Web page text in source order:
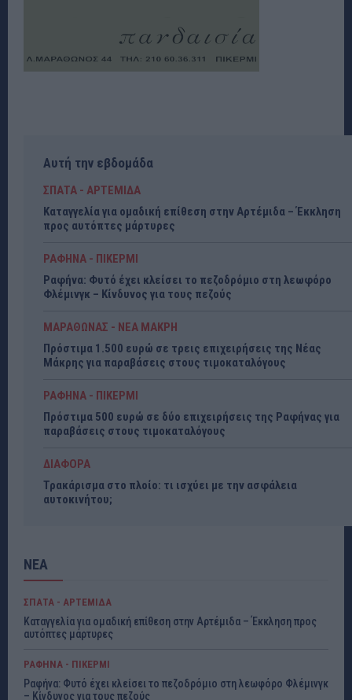
Αυτή την εβδομάδα
ΣΠΑΤΑ - ΑΡΤΕΜΙΔΑ
Καταγγελία για ομαδική επίθεση στην Αρτέμιδα – Έκκληση
προς αυτόπτες μάρτυρες
ΡΑΦΗΝΑ - ΠΙΚΕΡΜΙ
Ραφήνα: Φυτό έχει κλείσει το πεζοδρόμιο στη λεωφόρο
Φλέμινγκ – Κίνδυνος για τους πεζούς
ΜΑΡΑΘΩΝΑΣ - ΝΕΑ ΜΑΚΡΗ
Πρόστιμα 1.500 ευρώ σε τρεις επιχειρήσεις της Νέας
Μάκρης για παραβάσεις στους τιμοκαταλόγους
ΡΑΦΗΝΑ - ΠΙΚΕΡΜΙ
Πρόστιμα 500 ευρώ σε δύο επιχειρήσεις της Ραφήνας για
παραβάσεις στους τιμοκαταλόγους
ΔΙΑΦΟΡΑ
Τρακάρισμα στο πλοίο: τι ισχύει με την ασφάλεια
αυτοκινήτου;
ΝΕΑ
ΣΠΑΤΑ - ΑΡΤΕΜΙΔΑ
Καταγγελία για ομαδική επίθεση στην Αρτέμιδα – Έκκληση προς
αυτόπτες μάρτυρες
ΡΑΦΗΝΑ - ΠΙΚΕΡΜΙ
Ραφήνα: Φυτό έχει κλείσει το πεζοδρόμιο στη λεωφόρο Φλέμινγκ
– Κίνδυνος για τους πεζούς